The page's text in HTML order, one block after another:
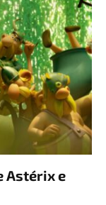
Astérix e